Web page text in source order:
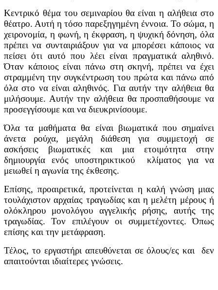
Κεντρικό θέμα του σεμιναρίου θα είναι η αλήθεια στο
θέατρο. Αυτή η τόσο παρεξηγημένη έννοια. Το σώμα, η
χειρονομία, η φωνή, η έκφραση, η ψυχική δόνηση, όλα
πρέπει να συνταιριάξουν για να μπορέσει κάποιος να
πείσει ότι αυτό που λέει είναι πραγματικά αληθινό.
Όταν κάποιος είναι πάνω στη σκηνή, πρέπει να έχει
στραμμένη την συγκέντρωση του πρώτα και πάνω από
όλα στο να είναι αληθινός. Για αυτήν την αλήθεια θα
μιλήσουμε. Αυτήν την αλήθεια θα προσπαθήσουμε να
προσεγγίσουμε και να διευκρινίσουμε.
Όλα τα μαθήματα θα είναι βιωματικά που σημαίνει
άνετα ρούχα, μεγάλη διάθεση για συμμετοχή σε
ασκήσεις βιωματικές και μια ετοιμότητα στην
δημιουργία ενός υποστηρικτικού κλίματος για να
μειωθεί η αγωνία της έκθεσης.
Επίσης, προαιρετικά, προτείνεται η καλή γνώση μιας
τουλάχιστον αρχαίας τραγωδίας και η μελέτη μέρους ή
ολόκληρου μονολόγου αγγελικής ρήσης, αυτής της
τραγωδίας. Τον επιλέγουν οι συμμετέχοντες. Όπως
επίσης και την μετάφραση.
Τέλος, το εργαστήρι απευθύνεται σε όλους/ες και δεν
απαιτούνται ιδιαίτερες γνώσεις.